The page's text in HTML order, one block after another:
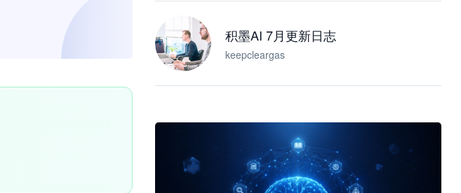
积墨AI 7月更新日志
keepcleargas